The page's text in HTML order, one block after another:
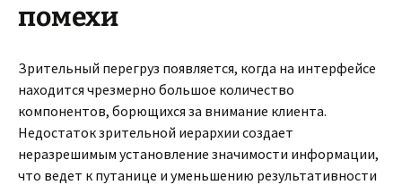
помехи
Зрительный перегруз появляется, когда на интерфейсе
находится чрезмерно большое количество
компонентов, борющихся за внимание клиента.
Недостаток зрительной иерархии создает
неразрешимым установление значимости информации,
что ведет к путанице и уменьшению результативности